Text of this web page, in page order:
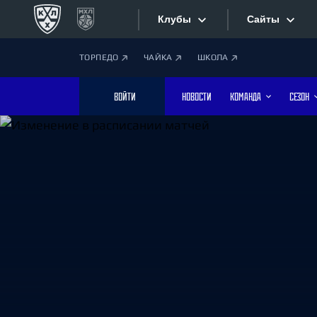
Клубы
Дивизион Боброва
Лада
Сайты
ТОРПЕДО ЧАЙКА ШКОЛА
ВОЙТИ НОВОСТИ КОМАНДА СЕЗОН